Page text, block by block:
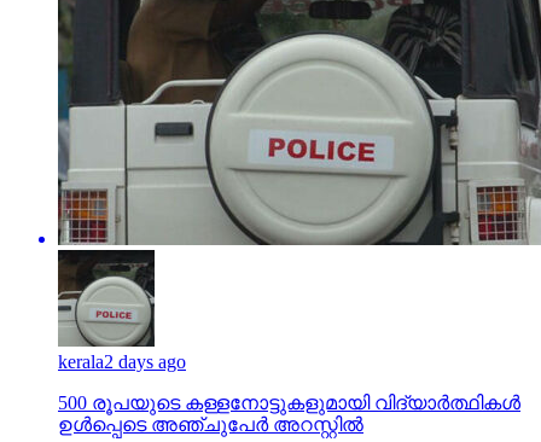
kerala2 days ago
500 രൂപയുടെ കള്ളനോട്ടുകളുമായി വിദ്യാര്‍ത്ഥികള്‍
ഉള്‍പ്പെടെ അഞ്ചുപേര്‍ അറസ്റ്റില്‍